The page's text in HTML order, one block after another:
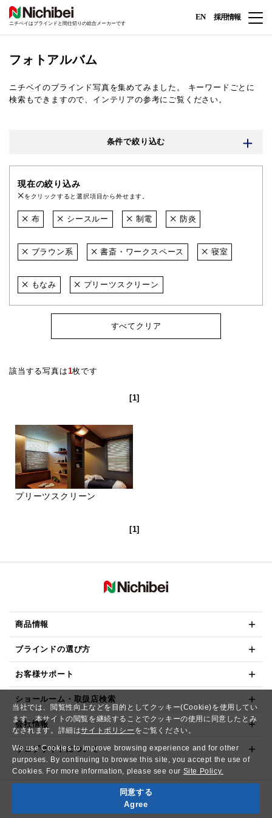
当社では、閲覧性向上などを目的としてクッキー(Cookie)を使用してい
ます。本サイトの閲覧を継続することでクッキーの使用に同意したとみ
なされます。詳細はサイトポリシー をご覧ください。
We use Cookies to improve browsing experience and for other
purposes. By continuing to browse this site, you accept the use of
Cookies. For more information, please see our Site Policy.
同意する
Agree
ニチベイはブラインドと間仕切りの総合メーカーです
EN 採用情報
フォトアルバム
ニチベイのブラインド写真を集めてみました。
キーワードごとに
検索もできますので、インテリアの参考にご覧ください。
条件で絞り込む
現在の絞り込み
をクリックすると選択項目から外せます。
布 シースルー 制電 防炎
ブラウン系 書斎・ワークスペース 寝室
もなみ プリーツスクリーン
すべてクリア
該当する写真は1枚です
[1]
プリーツスクリーン
[1]
商品情報
ブラインドの選び方
お客様サポート
ショールーム・取扱店検索
会社情報
ウェブサイトについて
Copyright© NICHIBEI CO.,LTD. All Rights Reserved.